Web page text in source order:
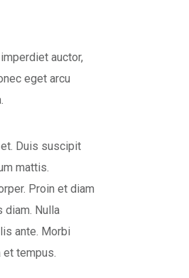
auctor,
eget arcu
Duis suscipit
mattis.
Proin et diam
diam. Nulla
ante. Morbi
tempus.